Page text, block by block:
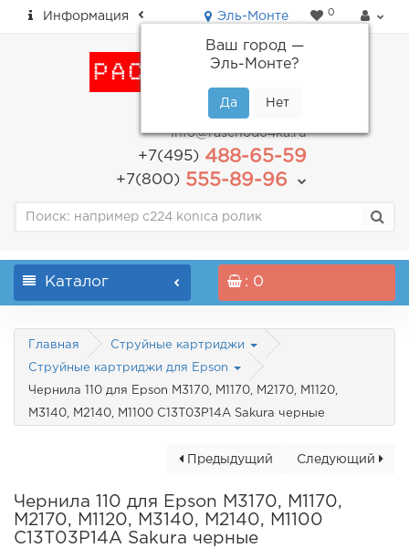
Информация Эль-Монте
Ваш город —
Эль-Монте?
0
пн-пт: с 9.00 до 18.00
info@raschodo4ka.ru
+7(495)488-65-59
+7(800)555-89-96
Каталог : 0
Главная Струйные картриджи
Струйные картриджи для Epson
Чернила 110 для Epson M3170, M1170, M2170, M1120,
M3140, M2140, M1100 C13T03P14A Sakura черные
Следующий
Предыдущий
Чернила 110 для Epson M3170, M1170,
M2170, M1120, M3140, M2140, M1100
C13T03P14A Sakura черные